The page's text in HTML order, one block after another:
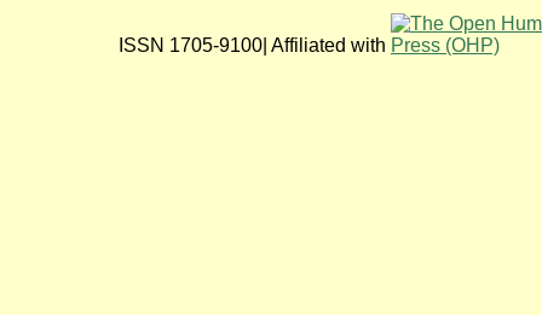
ISSN 1705-9100| Affiliated with